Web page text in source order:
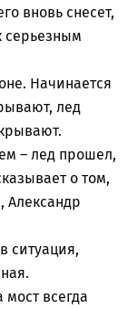
вновь снесет,
серьезным
Начинается
лед
– лед прошел,
о том,
Александр
ситуация,
всегда